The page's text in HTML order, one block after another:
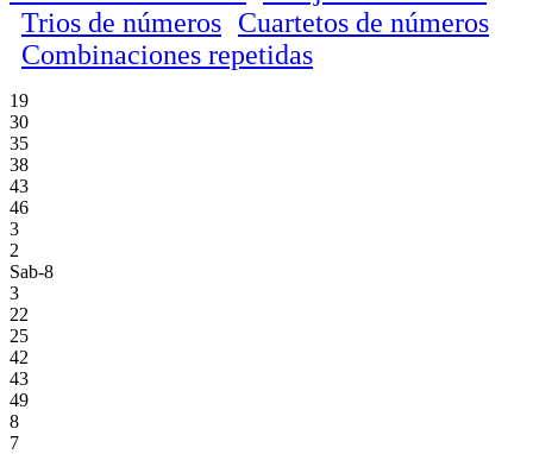
Trios de números Cuartetos de números
Combinaciones repetidas
19
30
35
38
43
46
3
2
Sab-8
3
22
25
42
43
49
8
7